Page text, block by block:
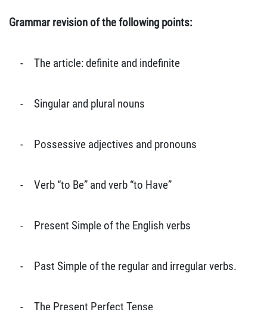
Grammar revision of the following points:
- The article: definite and indefinite
- Singular and plural nouns
- Possessive adjectives and pronouns
- Verb “to Be” and verb “to Have”
- Present Simple of the English verbs
- Past Simple of the regular and irregular verbs.
- The Present Perfect Tense